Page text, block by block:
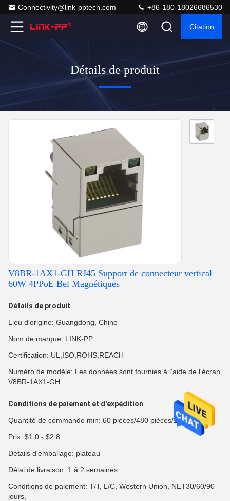
Connectivity@link-pptech.com +86-180-18026686530
Citation
Détails de produit
V8BR-1AX1-GH RJ45 Support de connecteur vertical
60W 4PPoE Bel Magnétiques
Détails de produit
Lieu d'origine: Guangdong, Chine
Nom de marque: LINK-PP
Certification: UL,ISO,ROHS,REACH
Numéro de modèle: Les données sont fournies à l'aide de l'écran
V8BR-1AX1-GH
Conditions de paiement et d'expédition
Quantité de commande min: 60 pièces/480 pièces/1920 pièces
Prix: $1.0 - $2.8
Détails d'emballage: plateau
Délai de livraison: 1 à 2 semaines
Conditions de paiement: T/T, L/C, Western Union, NET30/60/90
jours,